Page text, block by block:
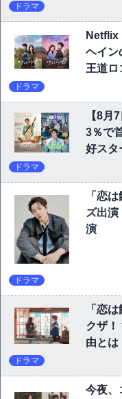
ドラマ
Netflix
ヘイン
王道ロ
ドラマ
【8月
3％で
好スタ
ドラマ
「恋
ズ出演
演
ドラマ
「恋
クザ！
由とは
ドラマ
今夜、